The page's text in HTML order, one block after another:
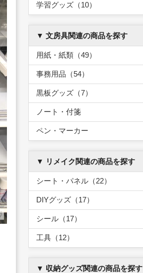
学習グッズ（10）
▼ 文房具関連の商品を探す
用紙・紙類（49）
事務用品（54）
黒板グッズ（7）
ノート・付箋
ペン・マーカー
▼ リメイク関連の商品を探す
シート・パネル（22）
DIYグッズ（17）
シール（17）
工具（12）
▼ 収納グッズ関連の商品を探す